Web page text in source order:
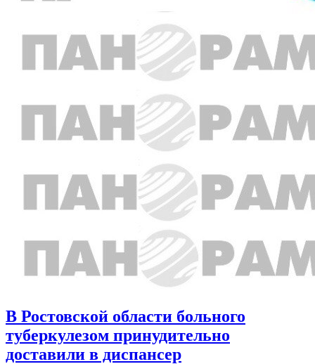
В Ростовской области больного
туберкулезом принудительно
доставили в диспансер